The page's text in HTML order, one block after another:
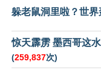
躲老鼠洞里啦？世
惊天霹雳 墨西哥这
(259,837次)